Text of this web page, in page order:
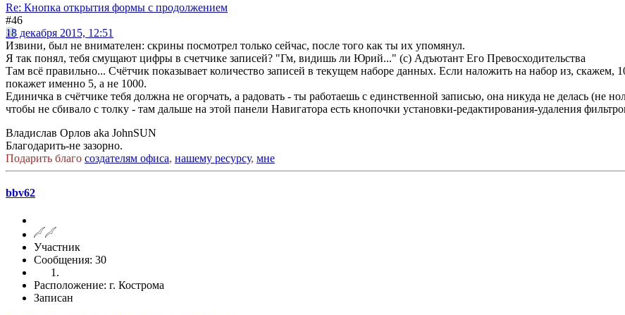
Re: Кнопка открытия формы с продолжением
#46
18 декабря 2015, 12:51
Извини, был не внимателен: скрины посмотрел только сейчас, после того как ты их упомянул.
Я так понял, тебя смущают цифры в счетчике записей? "Гм, видишь ли Юрий..." (с) Адъютант Его Превосходительства
Там всё правильно... Счётчик показывает количество записей в текущем наборе данных. Если наложить на набор из, скажем,
покажет именно 5, а не 1000.
Единичка в счётчике тебя должна не огорчать, а радовать - ты работаешь с единственной записью, она никуда не делась (не
чтобы не сбивало с толку - там дальше на этой панели Навигатора есть кнопочки установки-редактирования-удаления
Владислав Орлов aka JohnSUN
Благодарить-не зазорно.
Подарить благо создателям офиса, нашему ресурсу, мне
bbv62
Участник
Сообщения: 30
Расположение: г. Кострома
Записан